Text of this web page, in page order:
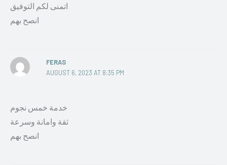
اتمنى لكم التوفيق
انصح بهم
FERAS
AUGUST 6, 2023 AT 8:35 PM
خدمة خمس نجوم
ثقة وامانة وسرعة
انصح بهم